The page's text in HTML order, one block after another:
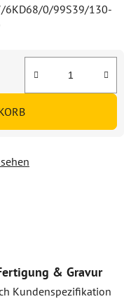
6KD68/0/99S39/130-
& Gravur
Kundenspezifikation